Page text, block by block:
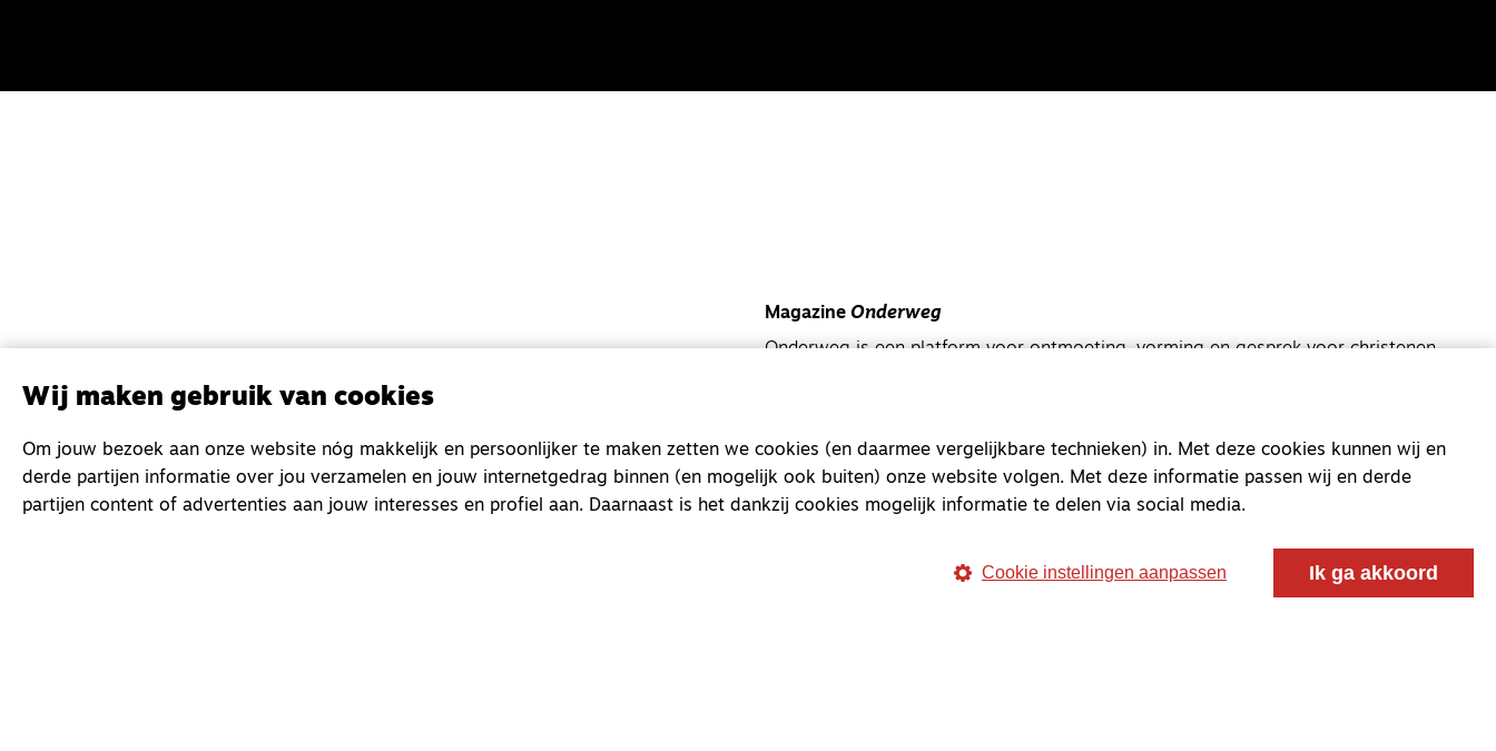
Magazine Onderweg
Onderweg is een platform voor ontmoeting, vorming en gesprek voor christenen
Kvk-nummer 33277063
NL46 INGB 0117 5827 86
Wij maken gebruik van cookies
Om jouw bezoek aan onze website nóg makkelijk en persoonlijker te maken zetten we cookies (en daarmee vergelijkbare technieken) in. Met deze cookies kunnen wij en
derde partijen informatie over jou verzamelen en jouw internetgedrag binnen (en mogelijk ook buiten) onze website volgen. Met deze informatie passen wij en derde
partijen content of advertenties aan jouw interesses en profiel aan. Daarnaast is het dankzij cookies mogelijk informatie te delen via social media.
Cookie instellingen aanpassen Ik ga akkoord